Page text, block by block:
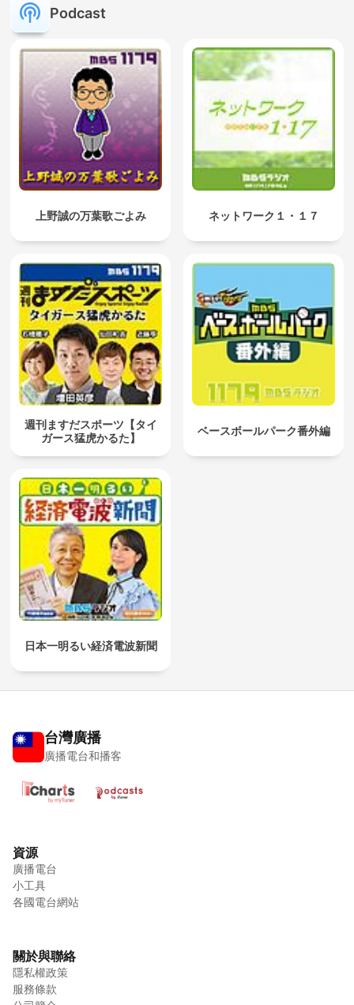
Podcast
上野誠の万葉歌ごよみ ネットワーク１・１７
週刊ますだスポーツ【タイ
ガース猛虎かるた】
ベースボールパーク番外編
日本一明るい経済電波新聞
台灣廣播
廣播電台和播客
資源
廣播電台
小工具
各國電台網站
關於與聯絡
隱私權政策
服務條款